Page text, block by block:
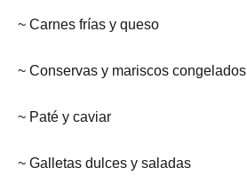
~ Carnes frías y queso
~ Conservas y mariscos congelados
~ Paté y caviar
~ Galletas dulces y saladas